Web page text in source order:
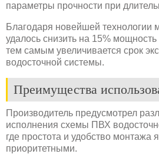
параметры прочности при
Благодаря новейшей технологии
удалось снизить на 15% мощность
тем самым увеличивается срок
водосточной системы.
Преимущества
Производитель предусмотрел
исполнения схемы ПВХ
где простота и удобство монтажа
приоритетными.